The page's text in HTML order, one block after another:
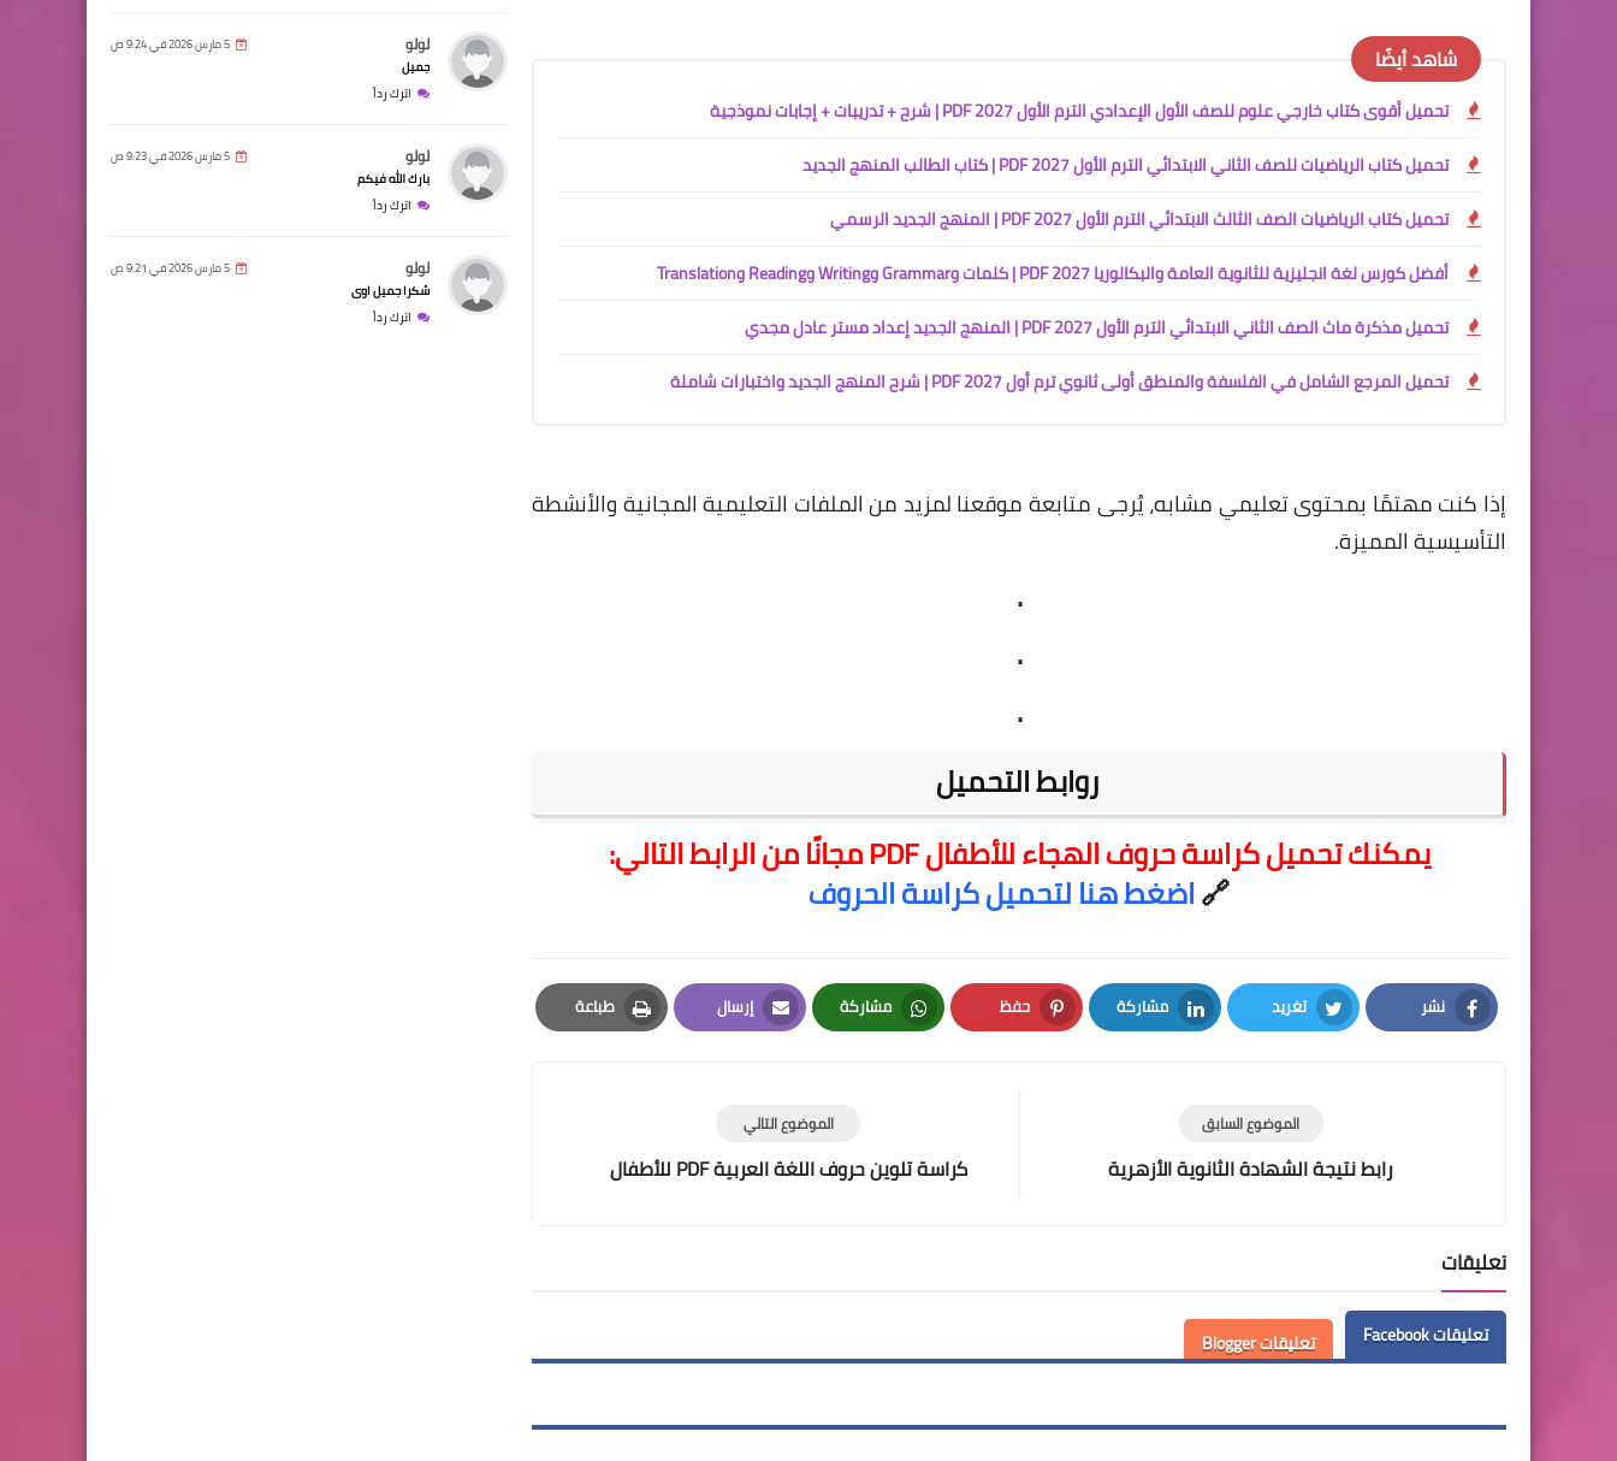
شاهد أيضًا
تحميل أقوى كتاب خارجي علوم للصف الأول الإعدادي الترم الأول 2027 PDF | شرح + تدريبات + إجابات نموذجية
تحميل كتاب الرياضيات للصف الثاني الابتدائي الترم الأول 2027 PDF | كتاب الطالب المنهج الجديد
تحميل كتاب الرياضيات الصف الثالث الابتدائي الترم الأول 2027 PDF | المنهج الجديد الرسمي
أفضل كورس لغة انجليزية للثانوية العامة والبكالوريا 2027 PDF | كلمات وGrammar وWriting وReading وTranslation
تحميل مذكرة ماث الصف الثاني الابتدائي الترم الأول 2027 PDF | المنهج الجديد إعداد مستر عادل مجدي
تحميل المرجع الشامل في الفلسفة والمنطق أولى ثانوي ترم أول 2027 PDF | شرح المنهج الجديد واختبارات شاملة
إذا كنت مهتمًا بمحتوى تعليمي مشابه، يُرجى متابعة موقعنا لمزيد من الملفات التعليمية المجانية والأنشطة
التأسيسية المميزة.
.
.
.
روابط التحميل
يمكنك تحميل كراسة حروف الهجاء للأطفال PDF مجانًا من الرابط التالي:
🔗اضغط هنا لتحميل كراسة الحروف
نشر
Facebook
تغريد
Twitter
مشاركة
LinkedIn
حفظ
Pinterest
مشاركة
Whatsapp
إرسال
Email
طباعة
Print
الموضوع التالي
كراسة تلوين حروف اللغة العربية PDF للأطفال
الموضوع السابق
رابط نتيجة الشهادة الثانوية الأزهرية
تعليقات
تعليقات Facebook تعليقات Blogger
لولو 5 مارس 2026 في 9:24 ص
جميل
اترك رداً
لولو 5 مارس 2026 في 9:23 ص
بارك الله فيكم
اترك رداً
لولو 5 مارس 2026 في 9:21 ص
شكرا جميل اوى
اترك رداً